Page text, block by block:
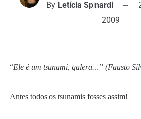
By Letícia Spinardi
2009
“Ele é um tsunami, galera…” (Fausto
Antes todos os tsunamis fosses assim!